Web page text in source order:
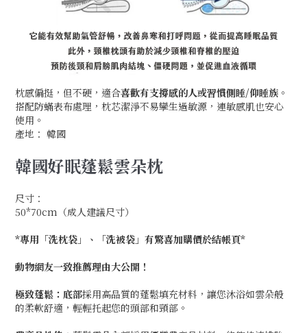
枕感偏挺，但不硬，適合喜歡有支撐感的人或習慣側睡/仰睡族 。
搭配防蟎表布處理，枕芯潔淨不易孿生過敏源，連敏感肌也安心
使用。
產地： 韓國
韓國好眠蓬鬆雲朵枕
尺寸：
50*70cm（成人建議尺寸）
*專用「洗枕袋」、「洗被袋」有驚喜加購價於結帳頁*
動物網友一致推薦理由大公開！
極致蓬鬆：底部採用高品質的蓬鬆填充材料，讓您沐浴如雲朵般
的柔軟舒適，輕輕托起您的頭部和頸部。